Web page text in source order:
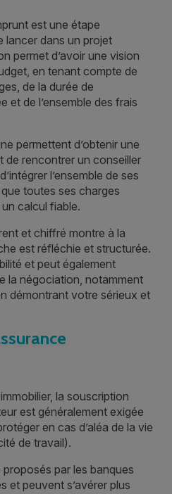
est une étape
lancer dans un projet
permet d’avoir une vision
en tenant compte de
de la durée de
et de l’ensemble des frais
permettent d’obtenir une
de rencontrer un conseiller
l’ensemble de ses
toutes ses charges
calcul fiable.
et chiffré montre à la
est réfléchie et structurée.
et peut également
la négociation, notamment
démontrant votre sérieux et
la souscription
est généralement exigée
en cas d’aléa de la vie
de travail).
par les banques
et peuvent s’avérer plus